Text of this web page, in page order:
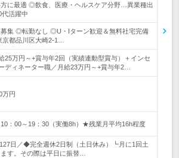
方に最適 ◎飲食、医療・ヘルスケア分野…異業種出
代活躍中
集 ◎転勤なし ◎U・Iターン歓迎＆無料社宅完備
都品川区大崎2-1…
25万円～+賞与年2回（実績連動型賞与）＋インセ
ディネーター職／月給23万円～+賞与年2…
万円
10：00～19：30（実働8h）★残業月平均16h程度
日／◆完全週休2日制（土日休み）┗月に1回土
す。その際は平日に振替…